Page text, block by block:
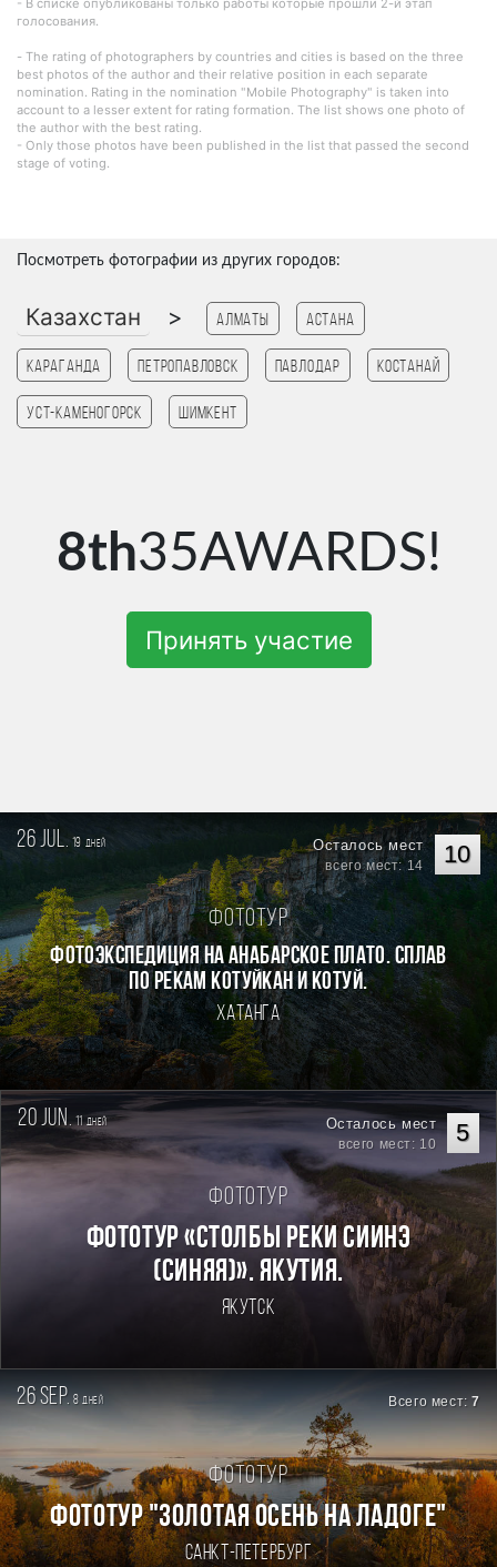
голосования.
- The rating of photographers by countries and cities is based on the three
best photos of the author and their relative position in each separate
nomination. Rating in the nomination "Mobile Photography" is taken into
account to a lesser extent for rating formation. The list shows one photo of
the author with the best rating.
- Only those photos have been published in the list that passed the second
stage of voting.
Посмотреть фотографии из других городов:
Казахстан > Алматы Астана
Караганда Петропавловск Павлодар Костанай
Уст-Каменогорск Шимкент
8th35AWARDS!
Принять участие
26 jul. 19 дней 10
Осталось мест
всего мест: 14
Фототур
Фотоэкспедиция на Анабарское плато. Сплав
по рекам Котуйкан и Котуй.
Хатанга
20 jun.11дней 5
Осталось мест
всего мест: 10
Фототур
Фототур «Столбы реки Сиинэ
(Синяя)». Якутия.
Якутск
26 sep. 8 дней Всего мест:7
Фототур
ФОТОТУР "ЗОЛОТАЯ ОСЕНЬ НА ЛАДОГЕ"
Санкт-Петербург